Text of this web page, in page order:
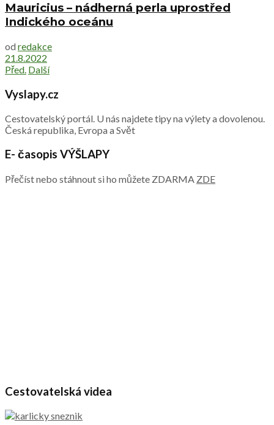
Mauricius – nádherná perla uprostřed
Indického oceánu
od redakce
21.8.2022
Před. Další
Vyslapy.cz
Cestovatelský portál. U nás najdete tipy na výlety a dovolenou.
Česká republika, Evropa a Svět
E- časopis VÝŠLAPY
Přečíst nebo stáhnout si ho můžete ZDARMA ZDE
Cestovatelská videa